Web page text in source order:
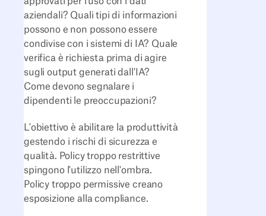
aziendali? Quali tipi di informazioni
possono e non possono essere
condivise con i sistemi di IA? Quale
verifica è richiesta prima di agire
sugli output generati dall'IA?
Come devono segnalare i
dipendenti le preoccupazioni?
L'obiettivo è abilitare la produttività
gestendo i rischi di sicurezza e
qualità. Policy troppo restrittive
spingono l'utilizzo nell'ombra.
Policy troppo permissive creano
esposizione alla compliance.